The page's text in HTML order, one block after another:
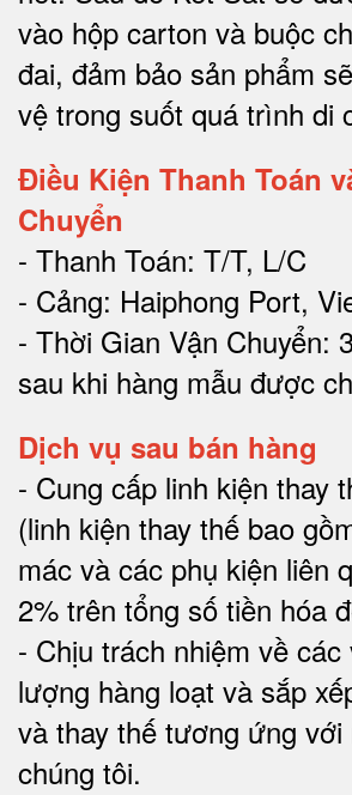
vào hộp carton và buộc
đai, đảm bảo sản phẩm
vệ trong suốt quá trình di
Điều Kiện Thanh Toán
Chuyển
- Thanh Toán: T/T, L/C
- Cảng: Haiphong Port,
- Thời Gian Vận Chuyển:
sau khi hàng mẫu được
Dịch vụ sau bán hàng
- Cung cấp linh kiện thay
(linh kiện thay thế bao
mác và các phụ kiện liên
2% trên tổng số tiền hóa
- Chịu trách nhiệm về
lượng hàng loạt và sắp
và thay thế tương ứng
chúng tôi.